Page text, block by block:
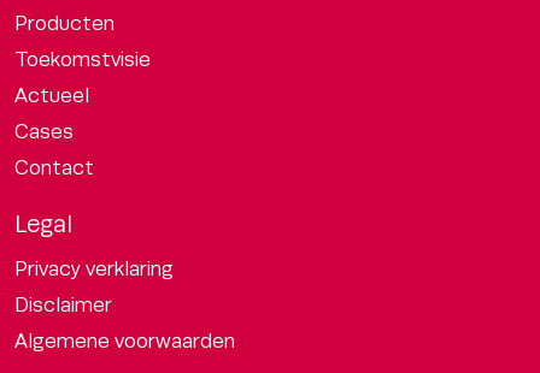
Producten
Toekomstvisie
Actueel
Cases
Contact
Legal
Privacy verklaring
Disclaimer
Algemene voorwaarden